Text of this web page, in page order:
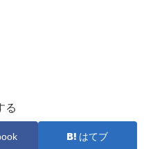
る
はてブ